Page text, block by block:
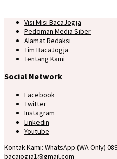
Visi Misi BacaJogja
Pedoman Media Siber
Alamat Redaksi
Tim BacaJogja
Tentang Kami
Social Network
Facebook
Twitter
Instagram
Linkedin
Youtube
Kontak Kami: WhatsApp (WA Only)
bacajogja1@gmail.com